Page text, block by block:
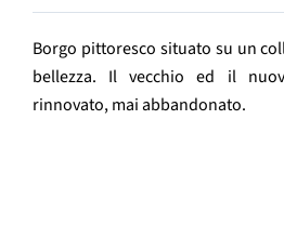
POVIJEST
Borgo pittoresco situato su un
bellezza. Il vecchio ed il
rinnovato, mai abbandonato.